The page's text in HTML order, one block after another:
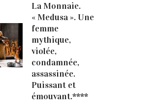
La Monnaie.
« Medusa ». Une
femme
mythique,
violée,
condamnée,
assassinée.
Puissant et
émouvant.****